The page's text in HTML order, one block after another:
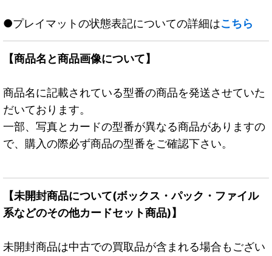
●プレイマットの状態表記についての詳細はこちら
【商品名と商品画像について】
商品名に記載されている型番の商品を発送させていた
だいております。
一部、写真とカードの型番が異なる商品がありますの
で、購入の際必ず商品の型番をご確認下さい。
【未開封商品について(ボックス・パック・ファイル
系などのその他カードセット商品)】
未開封商品は中古での買取品が含まれる場合もござい